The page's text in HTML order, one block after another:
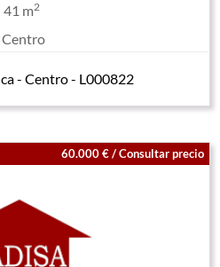
41 m2
Centro
- Centro - L000822
60.000 € / Consultar precio